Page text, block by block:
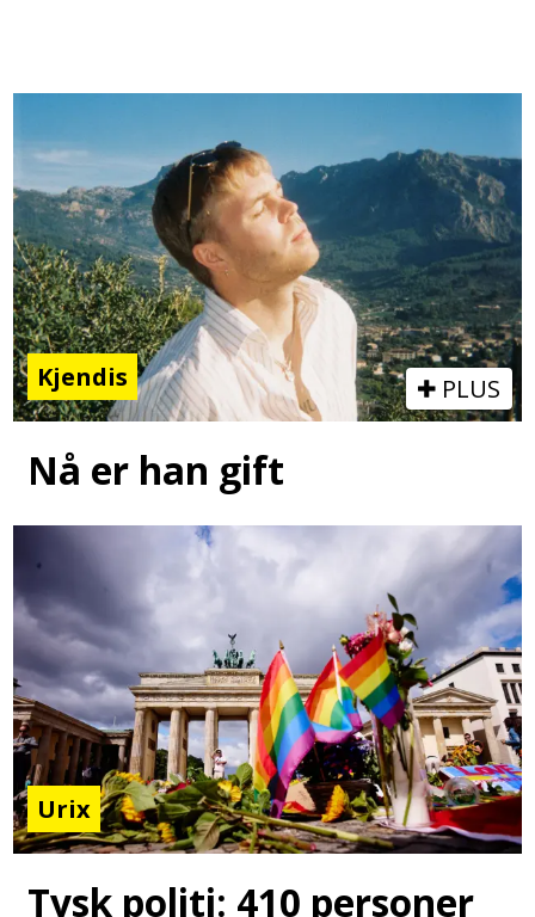
Kjendis PLUS
Nå er han gift
Urix
Tysk politi: 410 personer